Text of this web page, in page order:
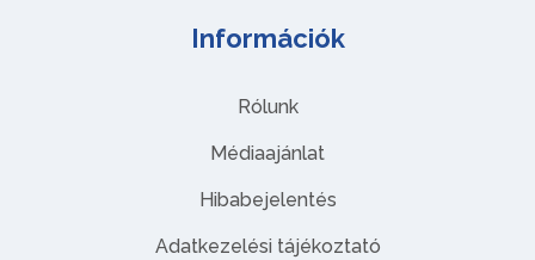
Információk
Rólunk
Médiaajánlat
Hibabejelentés
Adatkezelési tájékoztató